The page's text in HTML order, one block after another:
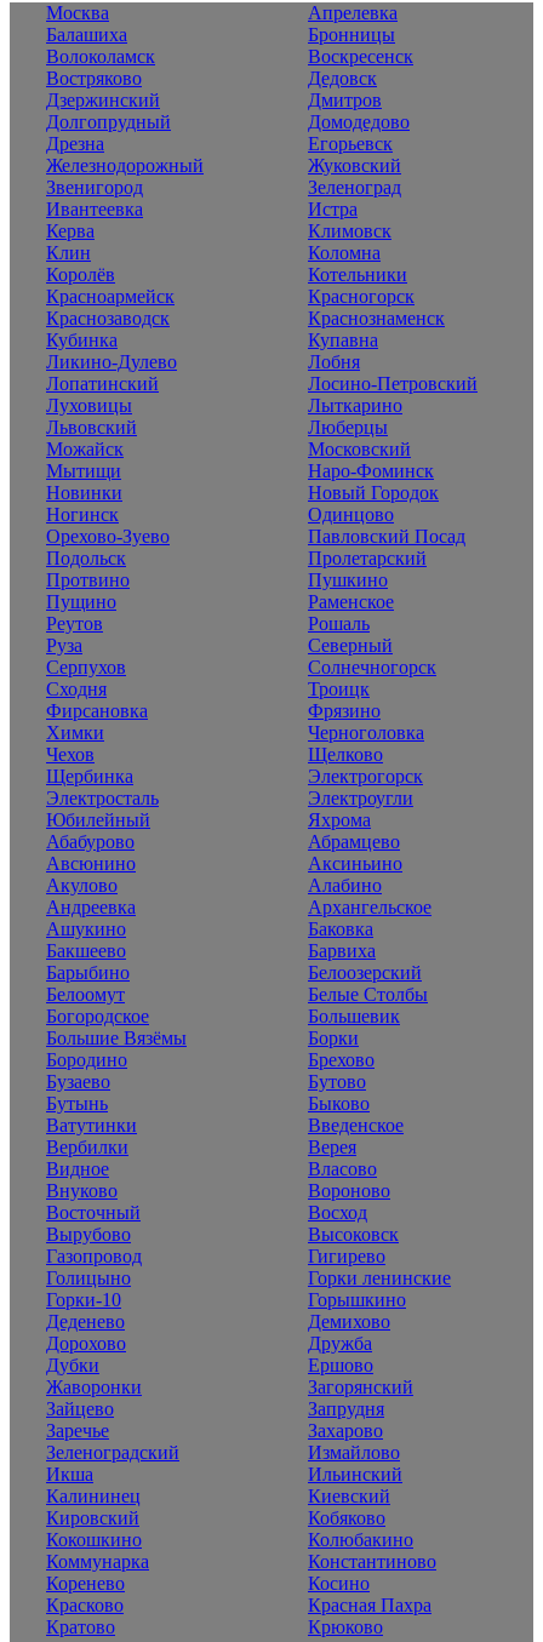
Москва
Апрелевка
Балашиха
Бронницы
Волоколамск
Воскресенск
Востряково
Дедовск
Дзержинский
Дмитров
Долгопрудный
Домодедово
Дрезна
Егорьевск
Железнодорожный
Жуковский
Звенигород
Зеленоград
Ивантеевка
Истра
Керва
Климовск
Клин
Коломна
Королёв
Котельники
Красноармейск
Красногорск
Краснозаводск
Краснознаменск
Кубинка
Купавна
Ликино-Дулево
Лобня
Лопатинский
Лосино-Петровский
Луховицы
Лыткарино
Львовский
Люберцы
Можайск
Московский
Мытищи
Наро-Фоминск
Новинки
Новый Городок
Ногинск
Одинцово
Орехово-Зуево
Павловский Посад
Подольск
Пролетарский
Протвино
Пушкино
Пущино
Раменское
Реутов
Рошаль
Руза
Северный
Серпухов
Солнечногорск
Сходня
Троицк
Фирсановка
Фрязино
Химки
Черноголовка
Чехов
Щелково
Щербинка
Электрогорск
Электросталь
Электроугли
Юбилейный
Яхрома
Абабурово
Абрамцево
Авсюнино
Аксиньино
Акулово
Алабино
Андреевка
Архангельское
Ашукино
Баковка
Бакшеево
Барвиха
Барыбино
Белоозерский
Белоомут
Белые Столбы
Богородское
Большевик
Большие Вязёмы
Борки
Бородино
Брехово
Бузаево
Бутово
Бутынь
Быково
Ватутинки
Введенское
Вербилки
Верея
Видное
Власово
Внуково
Вороново
Восточный
Восход
Вырубово
Высоковск
Газопровод
Гигирево
Голицыно
Горки ленинские
Горки-10
Горышкино
Деденево
Демихово
Дорохово
Дружба
Дубки
Ершово
Жаворонки
Загорянский
Зайцево
Запрудня
Заречье
Захарово
Зеленоградский
Измайлово
Икша
Ильинский
Калининец
Киевский
Кировский
Кобяково
Кокошкино
Колюбакино
Коммунарка
Константиново
Коренево
Косино
Красково
Красная Пахра
Кратово
Крюково